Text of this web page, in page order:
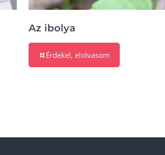
Az ibolya
Érdekel, elolvasom